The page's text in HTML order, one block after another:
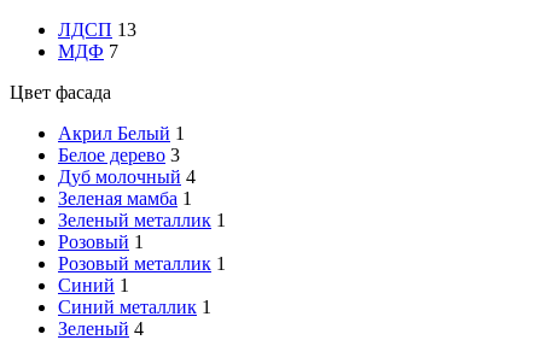
ЛДСП 13
МДФ 7
Цвет фасада
Акрил Белый 1
Белое дерево 3
Дуб молочный 4
Зеленая мамба 1
Зеленый металлик 1
Розовый 1
Розовый металлик 1
Синий 1
Синий металлик 1
Зеленый 4